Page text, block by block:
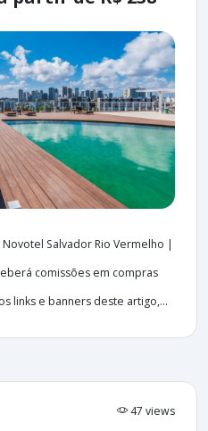
Salvador Rio Vermelho |
comissões em compras
links e banners deste artigo,...
47 views